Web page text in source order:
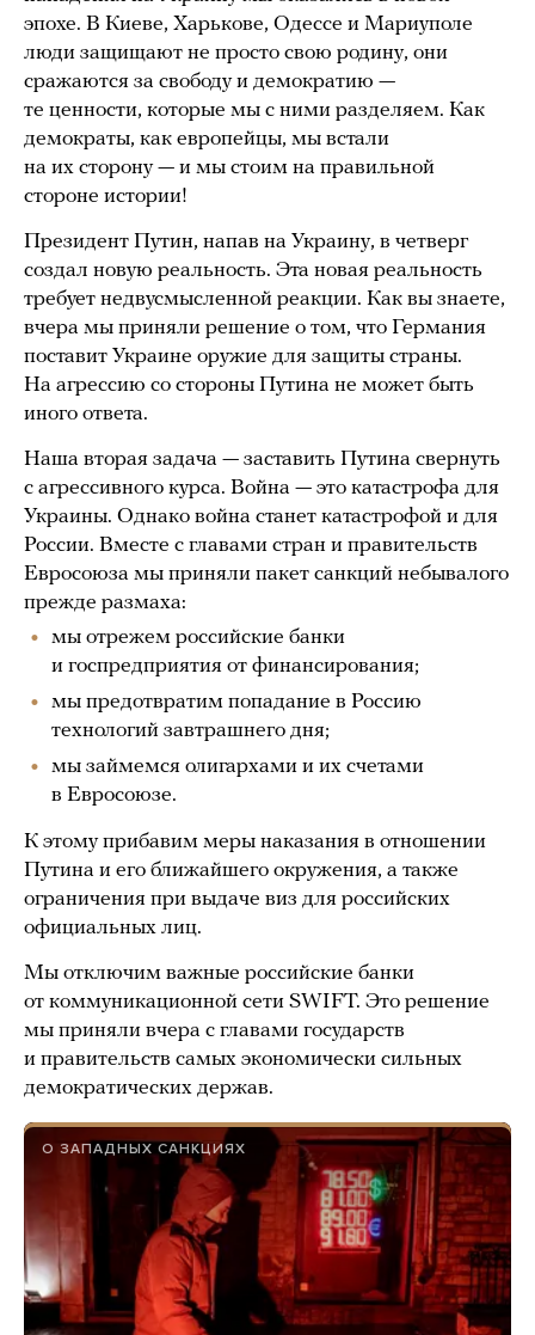
эпохе. В Киеве, Харькове, Одессе и Мариуполе
люди защищают не просто свою родину, они
сражаются за свободу и демократию —
те ценности, которые мы с ними разделяем. Как
демократы, как европейцы, мы встали
на их сторону — и мы стоим на правильной
стороне истории!
Президент Путин, напав на Украину, в четверг
создал новую реальность. Эта новая реальность
требует недвусмысленной реакции. Как вы знаете,
вчера мы приняли решение о том, что Германия
поставит Украине оружие для защиты страны.
На агрессию со стороны Путина не может быть
иного ответа.
Наша вторая задача — заставить Путина свернуть
с агрессивного курса. Война — это катастрофа для
Украины. Однако война станет катастрофой и для
России. Вместе с главами стран и правительств
Евросоюза мы приняли пакет санкций небывалого
прежде размаха:
мы отрежем российские банки
и госпредприятия от финансирования;
мы предотвратим попадание в Россию
технологий завтрашнего дня;
мы займемся олигархами и их счетами
в Евросоюзе.
К этому прибавим меры наказания в отношении
Путина и его ближайшего окружения, а также
ограничения при выдаче виз для российских
официальных лиц.
Мы отключим важные российские банки
от коммуникационной сети SWIFT. Это решение
мы приняли вчера с главами государств
и правительств самых экономически сильных
демократических держав.
О ЗАПАДНЫХ САНКЦИЯХ